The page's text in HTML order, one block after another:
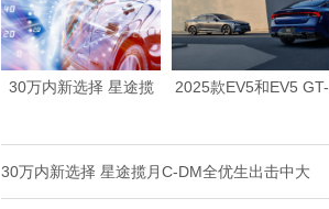
30万内新选择 星途揽
2025款EV5和EV5 GT-
30万内新选择 星途揽月C-DM全优生出击中大